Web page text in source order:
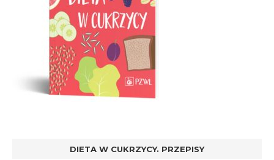
DIETA W CUKRZYCY. PRZEPISY